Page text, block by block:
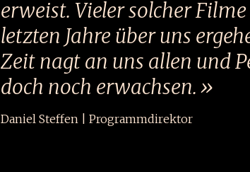
erweist. Vieler solcher
letzten Jahre über uns
Zeit nagt an uns allen und
doch noch erwachsen.
Daniel Steffen | Programmdirektor